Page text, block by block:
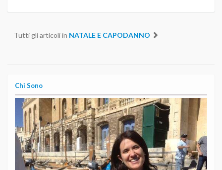
Tutti gli articoli in NATALE E CAPODANNO
Chi Sono